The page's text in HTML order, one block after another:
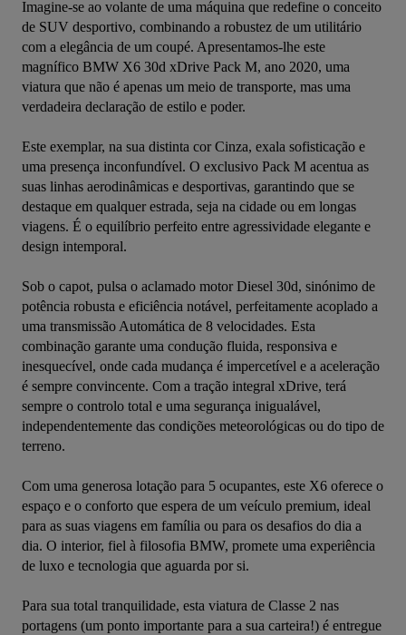
Imagine-se ao volante de uma máquina que redefine o conceito
de SUV desportivo, combinando a robustez de um utilitário
com a elegância de um coupé. Apresentamos-lhe este
magnífico BMW X6 30d xDrive Pack M, ano 2020, uma
viatura que não é apenas um meio de transporte, mas uma
verdadeira declaração de estilo e poder.
Este exemplar, na sua distinta cor Cinza, exala sofisticação e
uma presença inconfundível. O exclusivo Pack M acentua as
suas linhas aerodinâmicas e desportivas, garantindo que se
destaque em qualquer estrada, seja na cidade ou em longas
viagens. É o equilíbrio perfeito entre agressividade elegante e
design intemporal.
Sob o capot, pulsa o aclamado motor Diesel 30d, sinónimo de
potência robusta e eficiência notável, perfeitamente acoplado a
uma transmissão Automática de 8 velocidades. Esta
combinação garante uma condução fluida, responsiva e
inesquecível, onde cada mudança é impercetível e a aceleração
é sempre convincente. Com a tração integral xDrive, terá
sempre o controlo total e uma segurança inigualável,
independentemente das condições meteorológicas ou do tipo de
terreno.
Com uma generosa lotação para 5 ocupantes, este X6 oferece o
espaço e o conforto que espera de um veículo premium, ideal
para as suas viagens em família ou para os desafios do dia a
dia. O interior, fiel à filosofia BMW, promete uma experiência
de luxo e tecnologia que aguarda por si.
Para sua total tranquilidade, esta viatura de Classe 2 nas
portagens (um ponto importante para a sua carteira!) é entregue